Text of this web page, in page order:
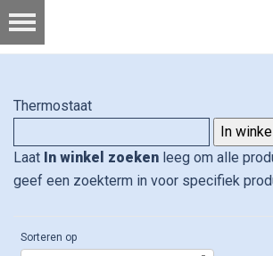
Thermostaat
Laat In winkel zoeken leeg om alle
geef een zoekterm in voor specifiek
Sorteren op